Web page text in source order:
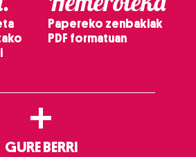
Papereko zenbakiak
PDF formatuan
+
GURE BERRI